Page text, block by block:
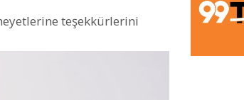
teşekkürlerini